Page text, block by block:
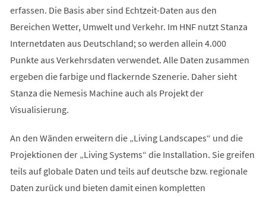
erfassen. Die Basis aber sind Echtzeit-Daten aus den
Bereichen Wetter, Umwelt und Verkehr. Im HNF nutzt Stanza
Internetdaten aus Deutschland; so werden allein 4.000
Punkte aus Verkehrsdaten verwendet. Alle Daten zusammen
ergeben die farbige und flackernde Szenerie. Daher sieht
Stanza die Nemesis Machine auch als Projekt der
Visualisierung.
An den Wänden erweitern die „Living Landscapes“ und die
Projektionen der „Living Systems“ die Installation. Sie greifen
teils auf globale Daten und teils auf deutsche bzw. regionale
Daten zurück und bieten damit einen kompletten